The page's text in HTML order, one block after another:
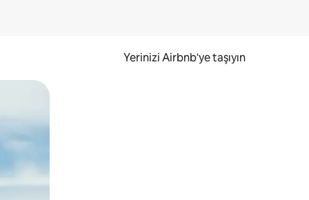
Yerinizi Airbnb'ye taşıyın